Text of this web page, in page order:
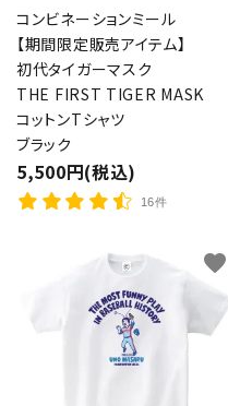
コンビネーションミール
【期間限定販売アイテム】
初代タイガーマスク
THE FIRST TIGER MASK
コットンTシャツ
ブラック
5,500円(税込)
16件
favorite